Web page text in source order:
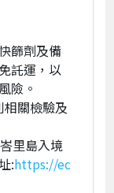
篩劑及備
託運，以
險。
關檢驗及
里島入境
:https://ec